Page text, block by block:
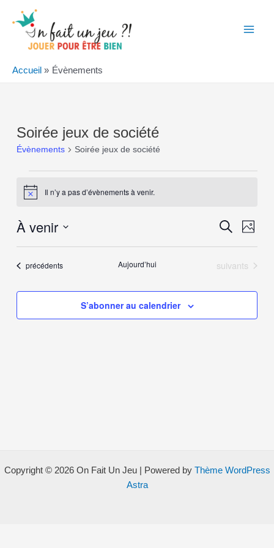
contenu
Accueil Évènements
Soirée jeux de société
Évènements Soirée jeux de société
Évènements
Notice Il n’y a pas d’évènements à venir.
et
Recherche
Photo
À venir
date
of
events
in
Évènements
précédents Aujourd’hui Évènements
suivants
S’abonner au calendrier
Copyright © 2026 On Fait Un Jeu | Powered by Thème WordPress
Astra